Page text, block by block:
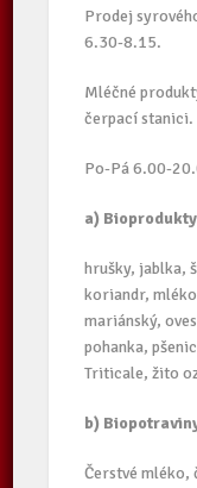
Prodej
6.30-8.15.
Mléčné
čerpací stanici.
Po-Pá 6.00-
a)
hrušky, jablka,
koriandr,
mariánský,
pohanka,
Triticale, žito
b)
Čerstvé mléko,